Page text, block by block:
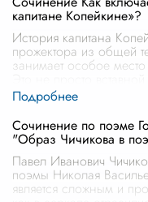
капитане Копейкине»?
История капитана
прожектора из общей
занимает особое
Сочинение по поэме
"Образ Чичикова в
Павел Иванович
поэмы Николая
является сложным и